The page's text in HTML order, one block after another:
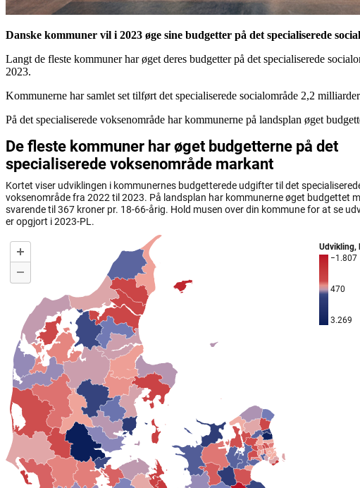
Danske kommuner vil i 2023 øge sine budgetter på det specialiserede
Langt de fleste kommuner har øget deres budgetter på det specialiserede
2023.
Kommunerne har samlet set tilført det specialiserede socialområde 2,2
På det specialiserede voksenområde har kommunerne på landsplan øget